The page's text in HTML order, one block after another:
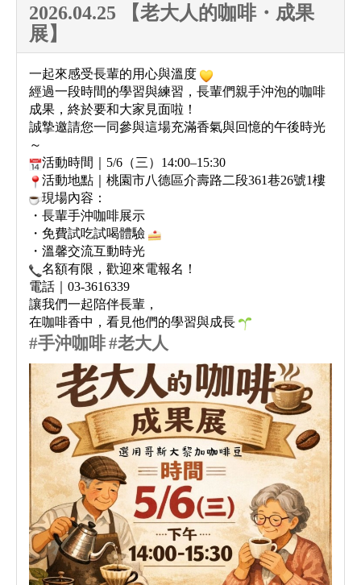
2026.04.25 【老大人的咖啡・成果
展】
一起來感受長輩的用心與溫度
經過一段時間的學習與練習，長輩們親手沖泡的咖啡
成果，終於要和大家見面啦！
誠摯邀請您一同參與這場充滿香氣與回憶的午後時光
～
活動時間｜5/6（三）14:00–15:30
活動地點｜桃園市八德區介壽路二段361巷26號1樓
現場內容：
・長輩手沖咖啡展示
・免費試吃試喝體驗
・溫馨交流互動時光
名額有限，歡迎來電報名！
電話｜03-3616339
讓我們一起陪伴長輩，
在咖啡香中，看見他們的學習與成長
#手沖咖啡#老大人